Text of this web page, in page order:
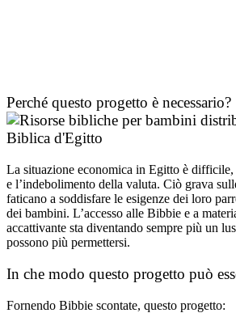
Perché questo progetto è necessario?
La situazione economica in Egitto è difficile,
e l’indebolimento della valuta. Ciò grava
faticano a soddisfare le esigenze dei loro
dei bambini. L’accesso alle Bibbie e a
accattivante sta diventando sempre più un
possono più permettersi.
In che modo questo progetto può
Fornendo Bibbie scontate, questo progetto: